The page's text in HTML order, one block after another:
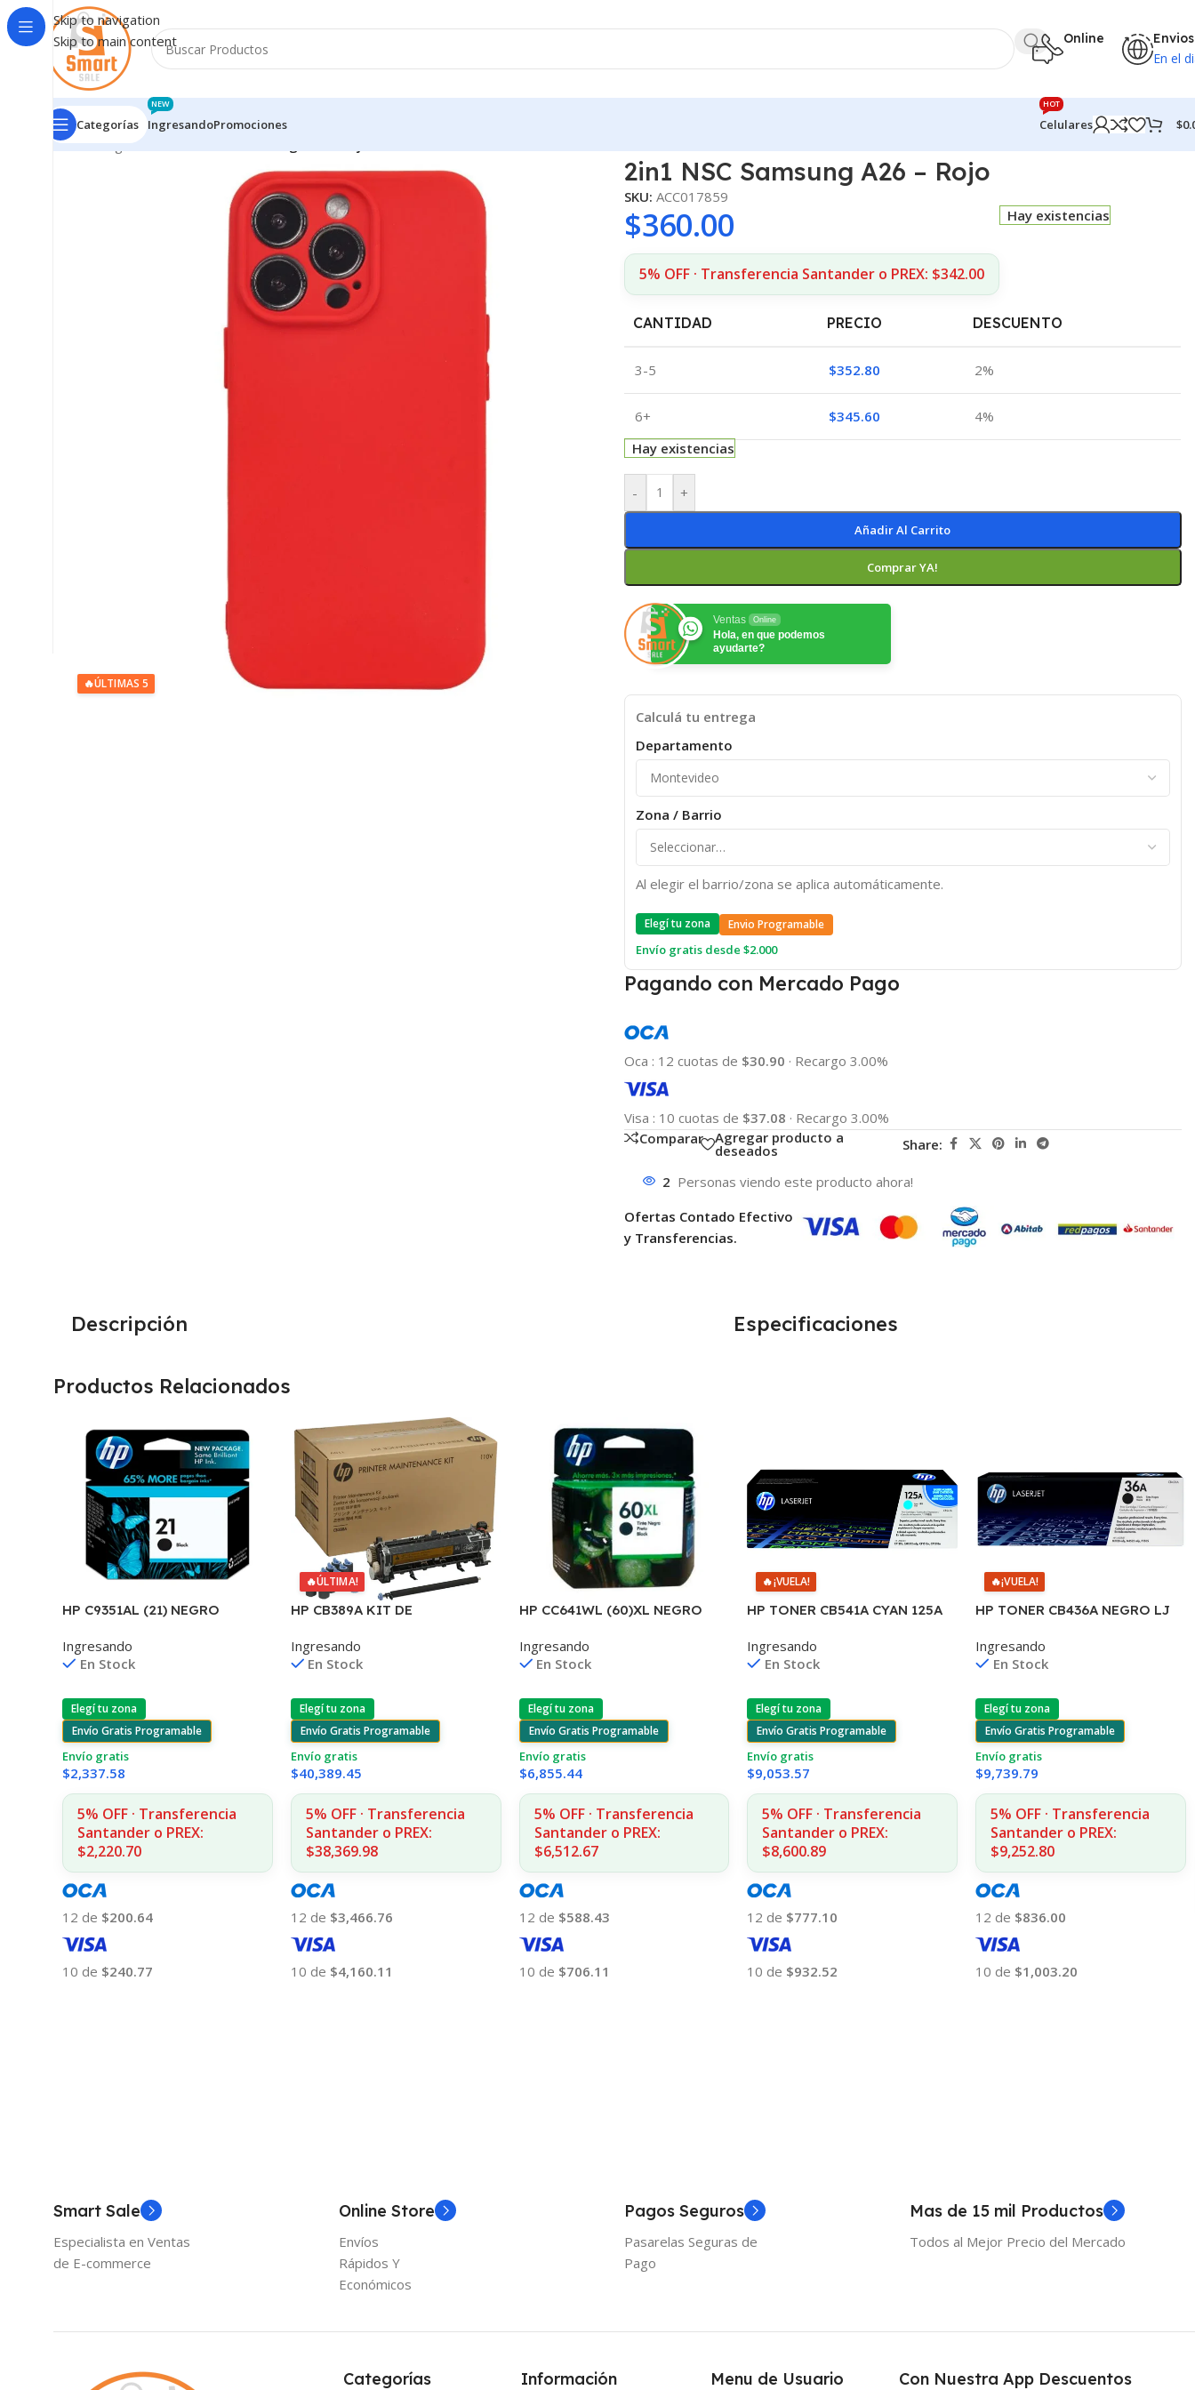
Skip to navigation
Skip to main content
Online Envios
En el
Categorías Ingresando
NEW
Promociones Celulares
HOT
$
Inicio/Ingresando
🔥ÚLTIMAS 5
2in1 NSC Samsung A26 – Rojo
SKU: ACC017859
$360.00
5% OFF · Transferencia Santander o PREX: $342.00
Hay existencias
CANTIDAD PRECIO DESCUENTO
3-5 $352.80 2%
6+ $345.60
4%
Hay existencias
- +
Añadir Al Carrito
Comprar YA!
Ventas Online
Hola, en que podemos
ayudarte?
Calculá tu entrega
Departamento
Zona / Barrio
Al elegir el barrio/zona se aplica automáticamente.
Elegí tu zona Envio Programable
Envío gratis desde $2.000
Pagando con Mercado Pago
Oca : 12 cuotas de $30.90 · Recargo 3.00%
Visa : 10 cuotas de $37.08 · Recargo 3.00%
Comparar
Agregar producto a
deseados Share:
2 Personas viendo este producto ahora!
Ofertas Contado Efectivo
y Transferencias.
Descripción Especificaciones
Productos Relacionados
HP C9351AL (21) NEGRO
55 7ML (D)
Ingresando
En Stock
Elegí tu zona
Envío Gratis Programable
Envío gratis
$2,337.58
5% OFF · Transferencia
Santander o PREX:
$2,220.70
12 de $200.64
10 de $240.77
🔥ÚLTIMA!
HP CB389A KIT DE
P4014/4015/4515 225.000 CPS
Ingresando
En Stock
Elegí tu zona
Envío Gratis Programable
Envío gratis
$40,389.45
5% OFF · Transferencia
Santander o PREX:
$38,369.98
12 de $3,466.76
10 de $4,160.11
HP CC641WL (60)XL NEGRO
F4580/F4280/F4480/D110
Ingresando
En Stock
Elegí tu zona
Envío Gratis Programable
Envío gratis
$6,855.44
5% OFF · Transferencia
Santander o PREX:
$6,512.67
12 de $588.43
10 de $706.11
🔥¡VUELA!
HP TONER CB541A CYAN 125A
1215/1515/1510/1312
Ingresando
En Stock
Elegí tu zona
Envío Gratis Programable
Envío gratis
$9,053.57
5% OFF · Transferencia
Santander o PREX:
$8,600.89
12 de $777.10
10 de $932.52
🔥¡VUELA!
HP TONER CB436A NEGRO LJ
COPIAS
Ingresando
En Stock
Elegí tu zona
Envío Gratis Programable
Envío gratis
$9,739.79
5% OFF · Transferencia
Santander o PREX:
$9,252.80
12 de $836.00
10 de $1,003.20
Smart Sale
Especialista en Ventas
de E-commerce
Online Store
Envíos
Rápidos Y
Económicos
Pagos Seguros
Pasarelas Seguras de
Pago
Mas de 15 mil Productos
Todos al Mejor Precio del Mercado
Categorías Información Menu de Usuario Con Nuestra App Descuentos